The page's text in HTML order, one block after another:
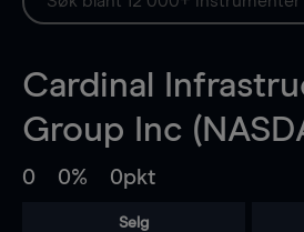
Cardinal
Group Inc
0 0% 0pkt
Selg